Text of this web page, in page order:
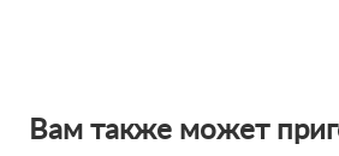
Вам также может